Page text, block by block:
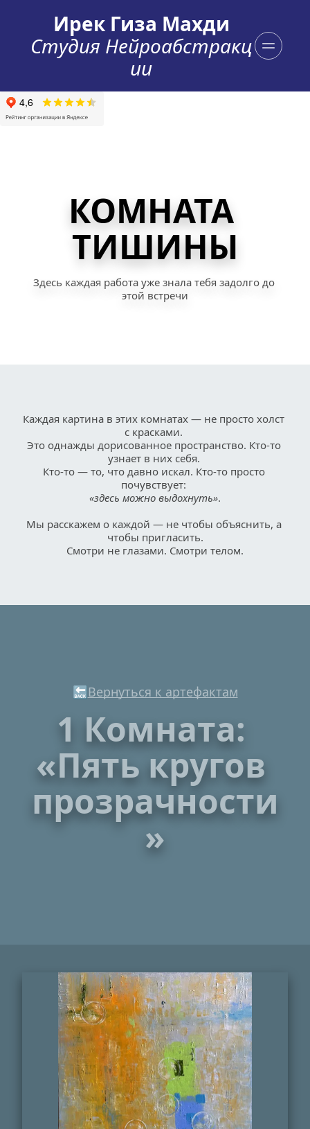
Ирек Гиза Махди
Студия Нейроабстракц
ии
КОМНАТА
ТИШИНЫ
Здесь каждая работа уже знала тебя задолго до
этой встречи
Каждая картина в этих комнатах — не просто холст
с красками.
Это однажды дорисованное пространство. Кто-то
узнает в них себя.
Кто-то — то, что давно искал. Кто-то просто
почувствует:
«здесь можно выдохнуть».
Мы расскажем о каждой — не чтобы объяснить, а
чтобы пригласить.
Смотри не глазами. Смотри телом.
🔙 Вернуться к артефактам
1 Комната:
«Пять кругов
прозрачности
»